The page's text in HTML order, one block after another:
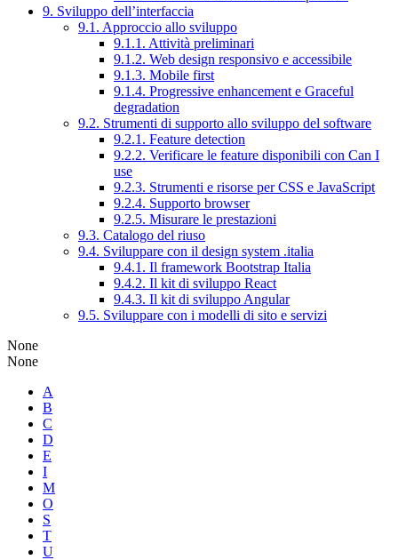
9. Sviluppo dell’interfaccia
9.1. Approccio allo sviluppo
9.1.1. Attività preliminari
9.1.2. Web design responsivo e accessibile
9.1.3. Mobile first
9.1.4. Progressive enhancement e Graceful
degradation
9.2. Strumenti di supporto allo sviluppo del software
9.2.1. Feature detection
9.2.2. Verificare le feature disponibili con Can I
use
9.2.3. Strumenti e risorse per CSS e JavaScript
9.2.4. Supporto browser
9.2.5. Misurare le prestazioni
9.3. Catalogo del riuso
9.4. Sviluppare con il design system .italia
9.4.1. Il framework Bootstrap Italia
9.4.2. Il kit di sviluppo React
9.4.3. Il kit di sviluppo Angular
9.5. Sviluppare con i modelli di sito e servizi
None
None
A
B
C
D
E
I
M
O
S
T
U